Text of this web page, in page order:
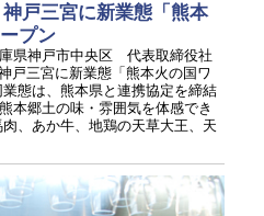
戸三宮に新業態「熊本
プン
県神戸市中央区 代表取締役社
三宮に新業態「熊本火の国ワ
態は、熊本県と連携協定を締結
本郷土の味・雰囲気を体感でき
、あか牛、地鶏の天草大王、天